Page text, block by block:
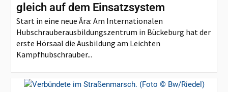
gleich auf dem Einsatzsystem
Start in eine neue Ära: Am Internationalen
Hubschrauberausbildungszentrum in Bückeburg hat der
erste Hörsaal die Ausbildung am Leichten
Kampfhubschrauber...